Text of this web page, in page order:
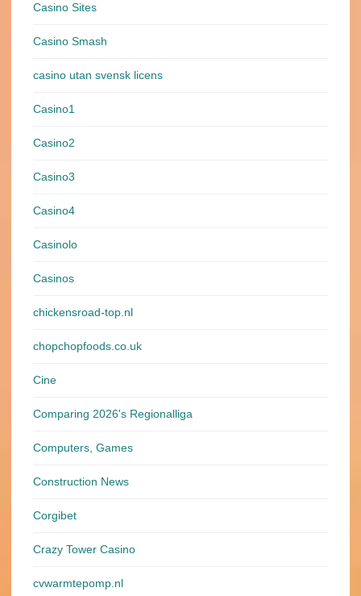
Casino Sites
Casino Smash
casino utan svensk licens
Casino1
Casino2
Casino3
Casino4
Casinolo
Casinos
chickensroad-top.nl
chopchopfoods.co.uk
Cine
Comparing 2026's Regionalliga
Computers, Games
Construction News
Corgibet
Crazy Tower Сasino
cvwarmtepomp.nl